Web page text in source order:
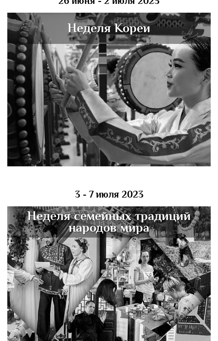
Неделя Кореи
3 - 7 июля 2023
Неделя семейных традиций
народов мира